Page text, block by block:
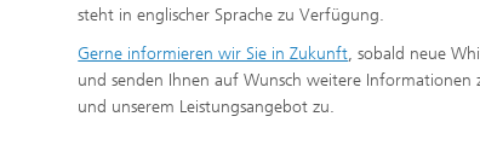
steht in englischer Sprache zu Verfügung.
Gerne informieren wir Sie in Zukunft, sobald neue
und senden Ihnen auf Wunsch weitere Informationen
und unserem Leistungsangebot zu.